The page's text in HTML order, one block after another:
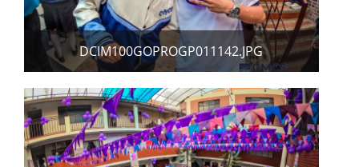
DCIM100GOPROGP011142.JPG